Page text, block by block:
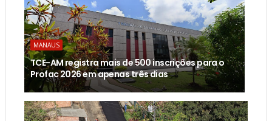
MANAUS
TCE-AM registra mais de 500 inscrições para o
Profac 2026 em apenas três dias